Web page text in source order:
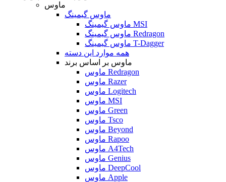
ماوس
ماوس گیمینگ
ماوس گیمینگ MSI
ماوس گیمینگ Redragon
ماوس گیمینگ T-Dagger
همه موارد این دسته
ماوس بر اساس برند
ماوس Redragon
ماوس Razer
ماوس Logitech
ماوس MSI
ماوس Green
ماوس Tsco
ماوس Beyond
ماوس Rapoo
ماوس A4Tech
ماوس Genius
ماوس DeepCool
ماوس Apple